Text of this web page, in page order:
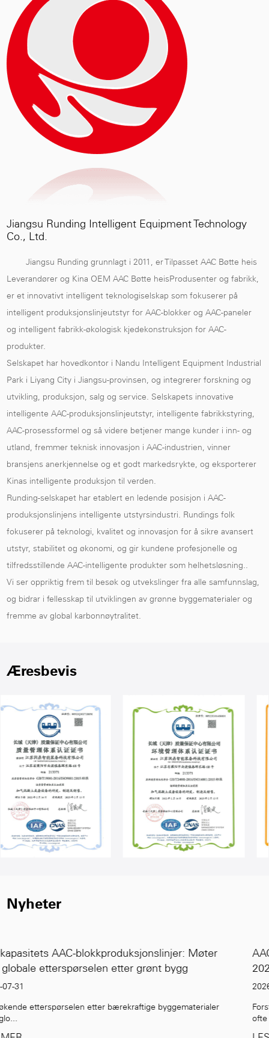
Jiangsu Runding Intelligent Equipment Technology
Co., Ltd.
Jiangsu Runding grunnlagt i 2011, erTilpasset AAC Bøtte heis
Leverandører og Kina OEM AAC Bøtte heisProdusenter og fabrikk,
er et innovativt intelligent teknologiselskap som fokuserer på
intelligent produksjonslinjeutstyr for AAC-blokker og AAC-paneler
og intelligent fabrikk-økologisk kjedekonstruksjon for AAC-
produkter.
Selskapet har hovedkontor i Nandu Intelligent Equipment Industrial
Park i Liyang City i Jiangsu-provinsen, og integrerer forskning og
utvikling, produksjon, salg og service. Selskapets innovative
intelligente AAC-produksjonslinjeutstyr, intelligente fabrikkstyring,
AAC-prosessformel og så videre betjener mange kunder i inn- og
utland, fremmer teknisk innovasjon i AAC-industrien, vinner
bransjens anerkjennelse og et godt markedsrykte, og eksporterer
Kinas intelligente produksjon til verden.
Runding-selskapet har etablert en ledende posisjon i AAC-
produksjonslinjens intelligente utstyrsindustri. Rundings folk
fokuserer på teknologi, kvalitet og innovasjon for å sikre avansert
utstyr, stabilitet og økonomi, og gir kundene profesjonelle og
tilfredsstillende AAC-intelligente produkter som helhetsløsning..
Vi ser oppriktig frem til besøk og utvekslinger fra alle samfunnslag,
og bidrar i fellesskap til utviklingen av grønne byggematerialer og
fremme av global karbonnøytralitet.
Æresbevis
Nyheter
Møter
AAC Block Production Line: Alt du
2026
Forstå AAC Block Production Technology